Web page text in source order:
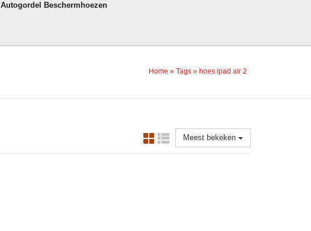
Autogordel Beschermhoezen
Home » Tags » hoes ipad air 2
Meest bekeken